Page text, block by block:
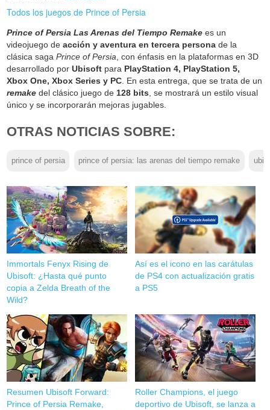
Todos los juegos de Prince of Persia
Prince of Persia Las Arenas del Tiempo Remake es un
videojuego deacción y aventura en tercera persona de la
clásica sagaPrince of Persia , con énfasis en la plataformas en 3D
desarrollado porUbisoft para PlayStation 4, PlayStation 5,
Xbox One, Xbox Series y PC . En esta entrega, que se trata de un
remake del clásico juego de 128 bits , se mostrará un estilo visual
único y se incorporarán mejoras jugables.
OTRAS NOTICIAS SOBRE:
prince of persia prince of persia: las arenas del tiempo remake
Immortals Fenyx Rising de
Ubisoft: ¿Hasta qué punto
copia a Zelda Breath of the
Wild?
Así es el icono en las carátulas
de PS4 con actualización gratis
a PS5
Resumen Ubisoft Forward:
Prince of Persia Remake,
Roller Champions, el juego
deportivo de Ubisoft, se lanza a